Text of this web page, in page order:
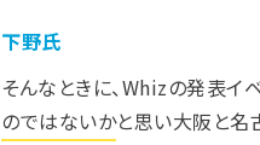
下野氏
そんなときに、Whizの発表イ
のではないかと思い大阪と名